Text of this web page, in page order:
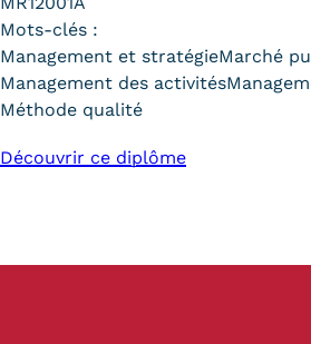
Mots-clés :
Management et stratégieMarché
Management des activités
Méthode qualité
Découvrir ce diplôme